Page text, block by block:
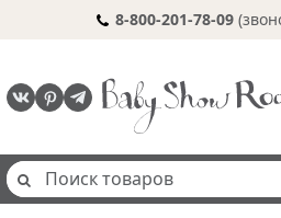
8-800-201-78-09